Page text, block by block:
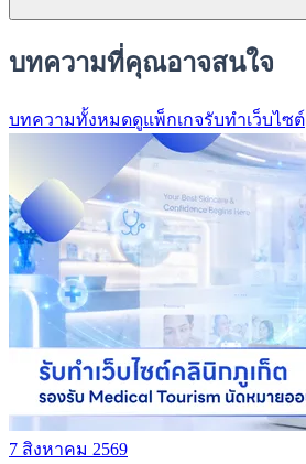
บทความที่คุณอาจสนใจ
บทความทั้งหมดดูแพ็กเกจรับทำเว็บไซต์
7 สิงหาคม 2569